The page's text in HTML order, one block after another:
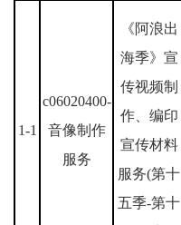
1-1
c06020400-
音像制作
服务
《阿浪出
海季》宣
传视频制
作、编印
宣传材料
服务(第十
五季-第十